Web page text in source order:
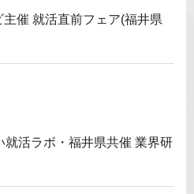
催 就活直前フェア(福井県
活ラボ・福井県共催 業界研